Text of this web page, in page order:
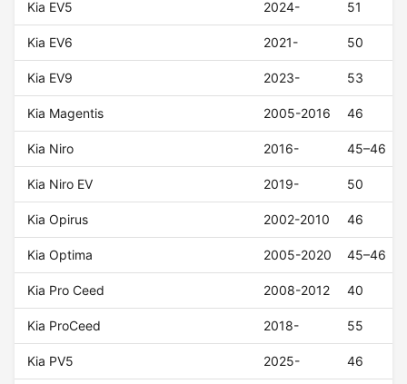
Kia EV5 2024- 51
Kia EV6 2021- 50
Kia EV9 2023- 53
Kia Magentis 2005-2016 46
Kia Niro 2016- 45–46
Kia Niro EV 2019- 50
Kia Opirus 2002-2010 46
Kia Optima 2005-2020 45–46
Kia Pro Ceed 2008-2012 40
Kia ProCeed 2018- 55
Kia PV5 2025- 46